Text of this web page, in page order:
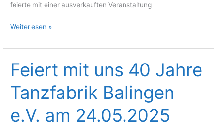
feierte mit einer ausverkauften Veranstaltung
Rundum
Jubiläums-
Veranstaltung
mit
den
Red
Jackets
Weiterlesen »
Feiert mit uns 40 Jahre
Tanzfabrik Balingen
e.V. am 24.05.2025